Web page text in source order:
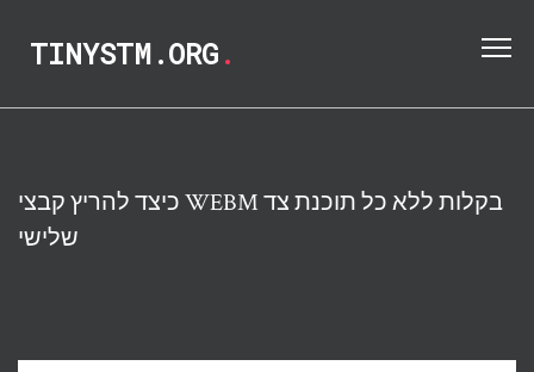
TINYSTM.ORG.
כיצד להריץ קבצי WEBM בקלות ללא כל תוכנת צד
שלישי